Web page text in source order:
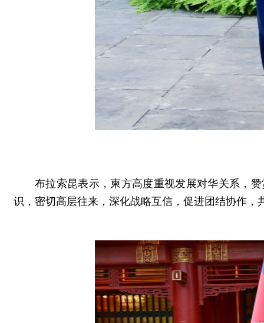
布拉索昆表示，柬方高度重视发展对华关系，
识，密切高层往来，深化战略互信，促进团结协作